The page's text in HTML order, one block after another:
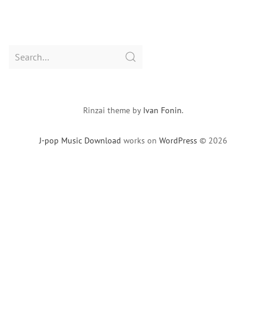
Search
J-pop Music Download works on WordPress © 2026
Rinzai theme by Ivan Fonin.